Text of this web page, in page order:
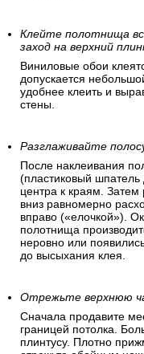
Клейте полотнища
заход на верхний
Виниловые обои
допускается
удобнее клеить и
стены.
Разглаживайте
После наклеивания
(пластиковый
центра к краям. Затем
вниз равномерно
вправо («елочкой»).
полотнища
неровно или
до высыхания клея.
Отрежьте верхнюю
Сначала продавите
границей потолка.
плинтусу. Плотно